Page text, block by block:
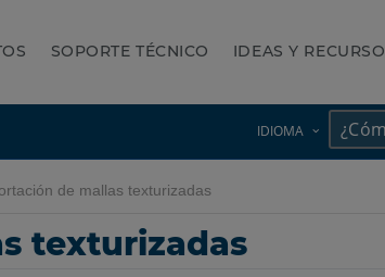
SOPORTE TÉCNICO IDEAS Y
IDIOMA
de mallas texturizadas
texturizadas